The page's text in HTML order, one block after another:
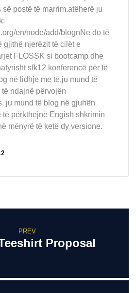
postë të marrim.atëherë ju
en/node/add/blognNe do të
gjithë njerëzit të cilët e
FLOSSK si bootcamp dhe
sfk12 konferencë për të
në lidhje me të,ju mund të
ndajnë përvojën
ju mund të blog në gjuhën
të përkthejnë Engish shkrimin
mënyrë të ketë dy versione.
PREV
Proposal